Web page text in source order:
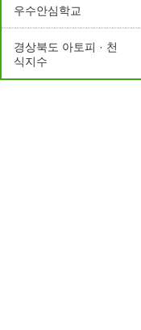
우수안심학교
경상북도 아토피 · 천
식지수